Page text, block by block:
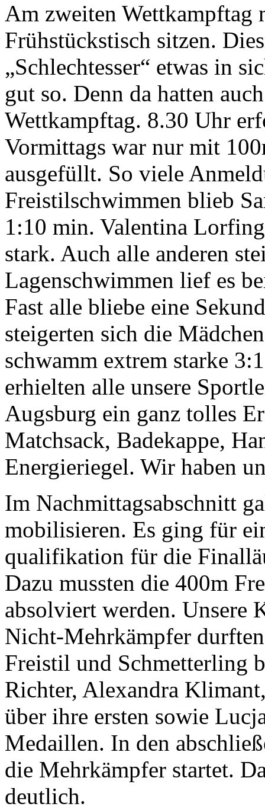
Am zweiten Wettkampftag
Frühstückstisch sitzen.
„Schlechtesser“ etwas in
gut so. Denn da hatten
Wettkampftag. 8.30 Uhr
Vormittags war nur mit
ausgefüllt. So viele
Freistilschwimmen blieb
1:10 min. Valentina
stark. Auch alle anderen
Lagenschwimmen lief es
Fast alle bliebe eine
steigerten sich die
schwamm extrem starke
erhielten alle unsere
Augsburg ein ganz tolles
Matchsack, Badekappe,
Energieriegel. Wir haben
Im Nachmittagsabschnitt
mobilisieren. Es ging für
qualifikation für die
Dazu mussten die 400m
absolviert werden. Unsere
Nicht-Mehrkämpfer
Freistil und Schmetterling
Richter, Alexandra
über ihre ersten sowie
Medaillen. In den
die Mehrkämpfer startet.
deutlich.